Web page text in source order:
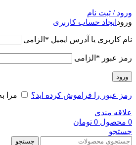
ورود / ثبت نام
ورود ایجاد حساب کاربری
نام کاربری یا آدرس ایمیل * الزامی
رمز عبور * الزامی
ورود
رمز عبور را فراموش کرده اید؟ مرا
علاقه مندی
0 محصول 0 تومان
جستجو
جستجو